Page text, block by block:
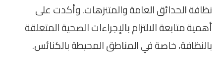
نظافة الحدائق العامة والمتنزهات. وأكدت على
أهمية متابعة الالتزام بالإجراءات الصحية المتعلقة
بالنظافة، خاصة في المناطق المحيطة بالكنائس.